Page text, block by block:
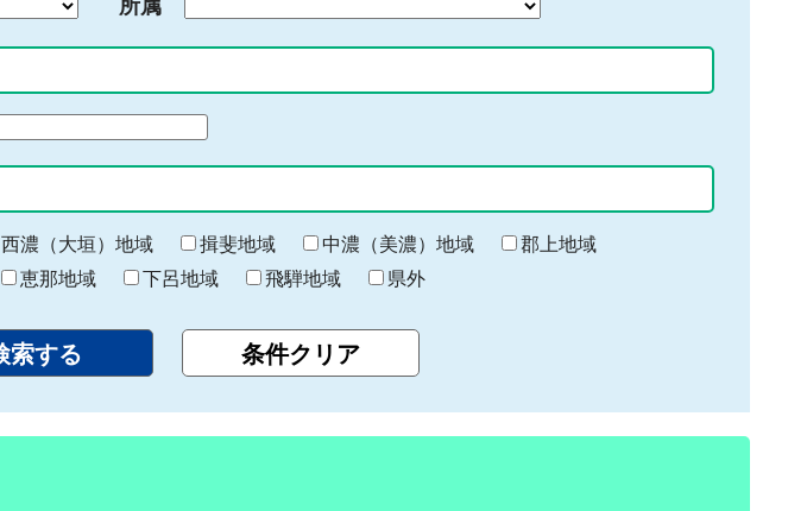
所属
西濃（大垣）地域 揖斐地域 中濃（美濃）地域
郡上地域
恵那地域 下呂地域 飛騨地域 県外